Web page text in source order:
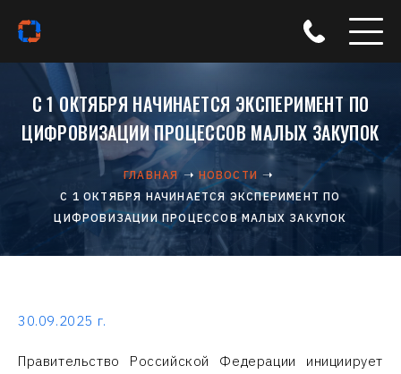
С 1 ОКТЯБРЯ НАЧИНАЕТСЯ ЭКСПЕРИМЕНТ ПО
ЦИФРОВИЗАЦИИ ПРОЦЕССОВ МАЛЫХ ЗАКУПОК
ГЛАВНАЯ
НОВОСТИ
С 1 ОКТЯБРЯ НАЧИНАЕТСЯ ЭКСПЕРИМЕНТ ПО
ЦИФРОВИЗАЦИИ ПРОЦЕССОВ МАЛЫХ ЗАКУПОК
30.09.2025 г.
Правительство Российской Федерации инициирует